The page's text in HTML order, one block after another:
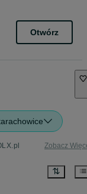
Otwórz
Zobacz